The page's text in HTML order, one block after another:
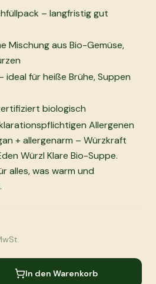
– langfristig gut
Mischung aus Bio-Gemüse,
ideal für heiße Brühe, Suppen
biologisch
Allergenen
+ allergenarm – Würzkraft
Würzl Klare Bio-Suppe.
alles, was warm und
In den Warenkorb